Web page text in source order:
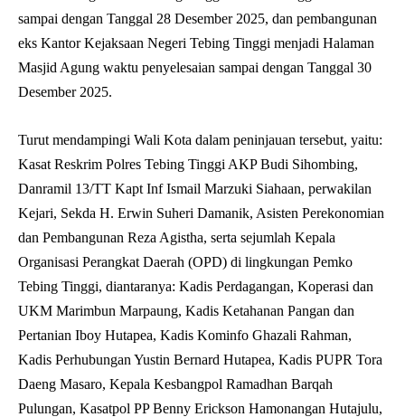
sampai dengan Tanggal 28 Desember 2025, dan pembangunan
eks Kantor Kejaksaan Negeri Tebing Tinggi menjadi Halaman
Masjid Agung waktu penyelesaian sampai dengan Tanggal 30
Desember 2025.
Turut mendampingi Wali Kota dalam peninjauan tersebut, yaitu:
Kasat Reskrim Polres Tebing Tinggi AKP Budi Sihombing,
Danramil 13/TT Kapt Inf Ismail Marzuki Siahaan, perwakilan
Kejari, Sekda H. Erwin Suheri Damanik, Asisten Perekonomian
dan Pembangunan Reza Agistha, serta sejumlah Kepala
Organisasi Perangkat Daerah (OPD) di lingkungan Pemko
Tebing Tinggi, diantaranya: Kadis Perdagangan, Koperasi dan
UKM Marimbun Marpaung, Kadis Ketahanan Pangan dan
Pertanian Iboy Hutapea, Kadis Kominfo Ghazali Rahman,
Kadis Perhubungan Yustin Bernard Hutapea, Kadis PUPR Tora
Daeng Masaro, Kepala Kesbangpol Ramadhan Barqah
Pulungan, Kasatpol PP Benny Erickson Hamonangan Hutajulu,